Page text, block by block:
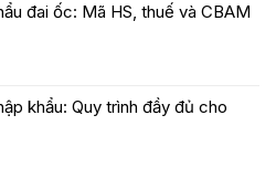
đai ốc: Mã HS, thuế và CBAM
khẩu: Quy trình đầy đủ cho